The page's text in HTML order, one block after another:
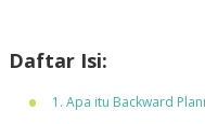
Daftar Isi:
1. Apa itu Backward